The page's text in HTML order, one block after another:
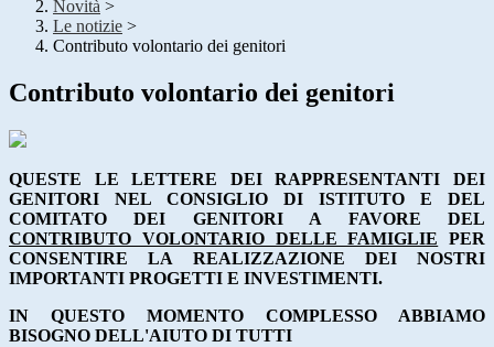
Novità >
Le notizie >
Contributo volontario dei genitori
Contributo volontario dei genitori
QUESTE LE LETTERE DEI RAPPRESENTANTI DEI
GENITORI NEL CONSIGLIO DI ISTITUTO E DEL
COMITATO DEI GENITORI A FAVORE DEL
CONTRIBUTO VOLONTARIO DELLE FAMIGLIE PER
CONSENTIRE LA REALIZZAZIONE DEI NOSTRI
IMPORTANTI PROGETTI E INVESTIMENTI.
IN QUESTO MOMENTO COMPLESSO ABBIAMO
BISOGNO DELL'AIUTO DI TUTTI